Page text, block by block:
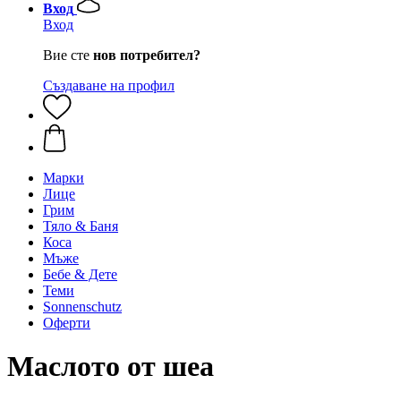
Вход
Вход
Вие сте нов потребител?
Създаване на профил
Марки
Лице
Грим
Тяло & Баня
Коса
Мъже
Бебе & Дете
Теми
Sonnenschutz
Оферти
Маслото от шеа